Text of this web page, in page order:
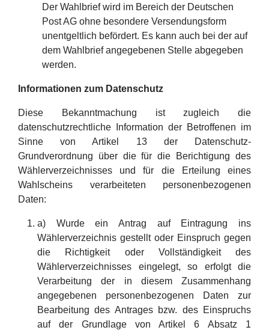
Der Wahlbrief wird im Bereich der Deutschen
Post AG ohne besondere Versendungsform
unentgeltlich befördert. Es kann auch bei der auf
dem Wahlbrief angegebenen Stelle abgegeben
werden.
Informationen zum Datenschutz
Diese Bekanntmachung ist zugleich die
datenschutzrechtliche Information der Betroffenen im
Sinne von Artikel 13 der Datenschutz-
Grundverordnung über die für die Berichtigung des
Wählerverzeichnisses und für die Erteilung eines
Wahlscheins verarbeiteten personenbezogenen
Daten:
a) Wurde ein Antrag auf Eintragung ins
Wählerverzeichnis gestellt oder Einspruch gegen
die Richtigkeit oder Vollständigkeit des
Wählerverzeichnisses eingelegt, so erfolgt die
Verarbeitung der in diesem Zusammenhang
angegebenen personenbezogenen Daten zur
Bearbeitung des Antrages bzw. des Einspruchs
auf der Grundlage von Artikel 6 Absatz 1